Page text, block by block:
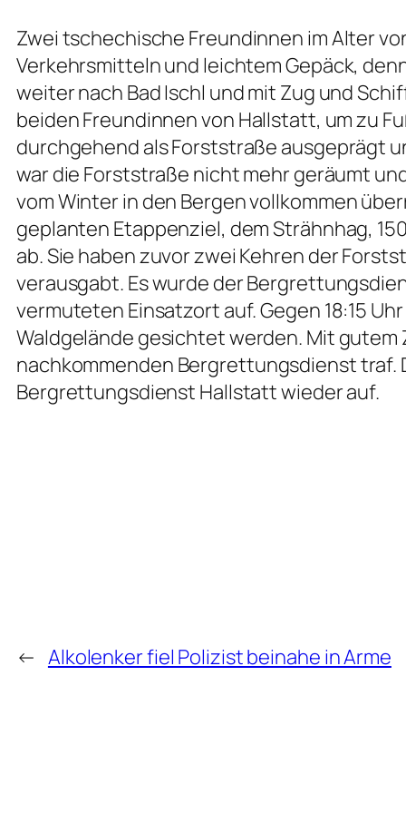
Zwei tschechische Freundinnen im Alter
Verkehrsmitteln und leichtem Gepäck,
weiter nach Bad Ischl und mit Zug und
beiden Freundinnen von Hallstatt, um zu
durchgehend als Forststraße ausgeprägt
war die Forststraße nicht mehr geräumt
vom Winter in den Bergen vollkommen
geplanten Etappenziel, dem Strähnhag,
ab. Sie haben zuvor zwei Kehren der
verausgabt. Es wurde der
vermuteten Einsatzort auf. Gegen 18:15
Waldgelände gesichtet werden. Mit
nachkommenden Bergrettungsdienst traf.
Bergrettungsdienst Hallstatt wieder auf.
← Alkolenker fiel Polizist beinahe in Arme